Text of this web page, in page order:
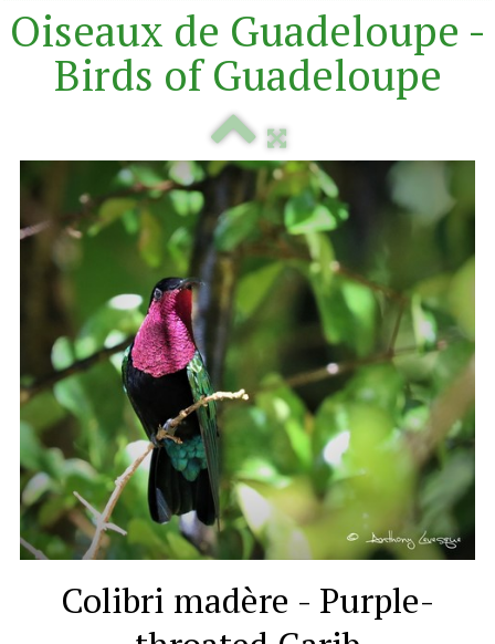
Oiseaux de Guadeloupe -
Birds of Guadeloupe
Colibri madère - Purple-